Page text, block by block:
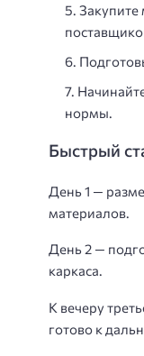
нормы.
Быстрый
День 1 —
материалов.
День 2 —
каркаса.
К вечеру
готово к